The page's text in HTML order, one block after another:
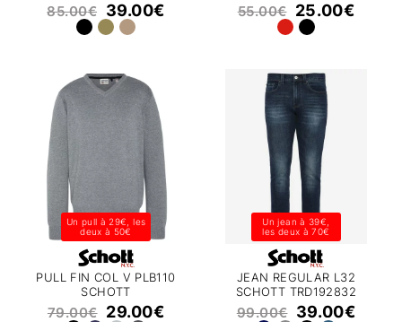
85.00€ 39.00€ 55.00€ 25.00€
Un pull à 29€, les
deux à 50€
PULL FIN COL V PLB110
SCHOTT
79.00€ 29.00€
Un jean à 39€,
les deux à 70€
JEAN REGULAR L32
SCHOTT TRD192832
99.00€ 39.00€